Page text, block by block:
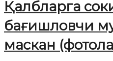
Қалбларга
бағишловчи
маскан